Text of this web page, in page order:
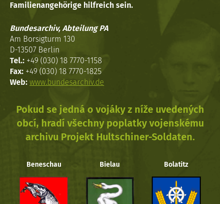
Familienangehörige hilfreich sein.
Bundesarchiv, Abteilung PA
Am Borsigturm 130
D-13507 Berlin
Tel.: +49 (030) 18 7770-1158
Fax: +49 (030) 18 7770-1825
Web: www.bundesarchiv.de
Pokud se jedná o vojáky z níže uvedených
obcí, hradí všechny poplatky vojenskému
archivu Projekt Hultschiner-Soldaten.
Beneschau Bielau Bolatitz